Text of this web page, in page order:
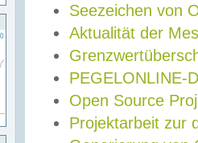
Seezeichen von
Aktualität der
PEGELONLINE-
Open Source
Projektarbeit zur